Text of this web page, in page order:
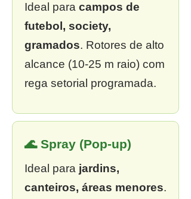
Ideal para campos de
futebol, society,
gramados. Rotores de alto
alcance (10-25 m raio) com
rega setorial programada.
🌊 Spray (Pop-up)
Ideal para jardins,
canteiros, áreas menores.